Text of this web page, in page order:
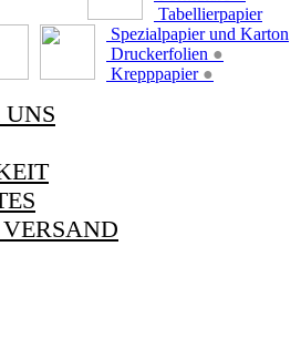
Tabellierpapier
Spezialpapier und Karton
Druckerfolien ●
Krepppapier ●